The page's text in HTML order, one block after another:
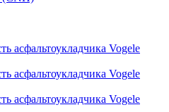
асфальтоукладчика Vogele
асфальтоукладчика Vogele
асфальтоукладчика Vogele